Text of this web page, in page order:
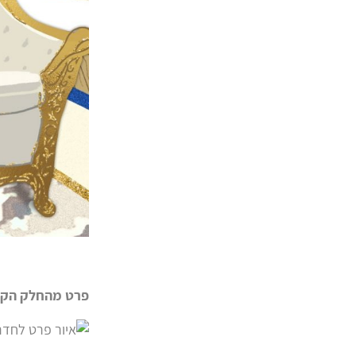
פרט מהחלק